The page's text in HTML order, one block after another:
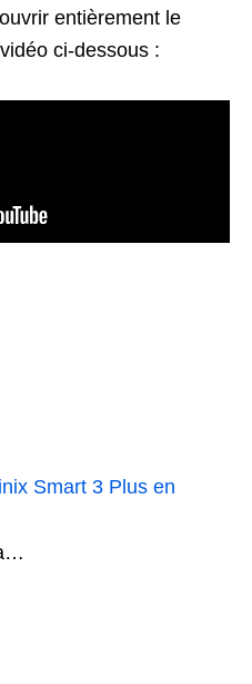
entièrement le
ci-dessous :
Smart 3 Plus en